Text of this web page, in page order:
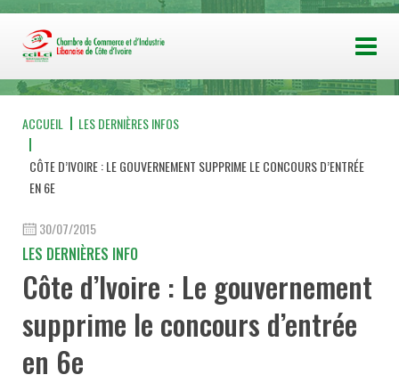
ACCUEIL LES DERNIÈRES INFOS
CÔTE D’IVOIRE : LE GOUVERNEMENT SUPPRIME LE CONCOURS D’ENTRÉE
EN 6E
30/07/2015
LES DERNIÈRES INFO
Côte d’Ivoire : Le gouvernement
supprime le concours d’entrée
en 6e